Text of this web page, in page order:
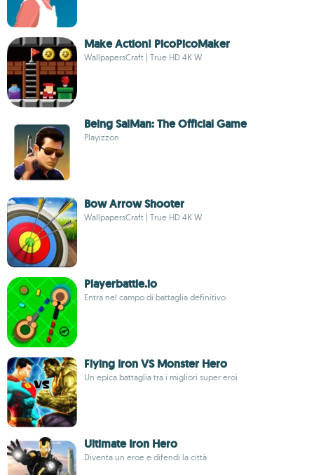
Make Action! PicoPicoMaker
WallpapersCraft | True HD 4К W
Being SalMan: The Official Game
Playizzon
Bow Arrow Shooter
WallpapersCraft | True HD 4К W
Playerbattle.io
Entra nel campo di battaglia definitivo
Flying Iron VS Monster Hero
Un epica battaglia tra i migliori super eroi
Ultimate Iron Hero
Diventa un eroe e difendi la città